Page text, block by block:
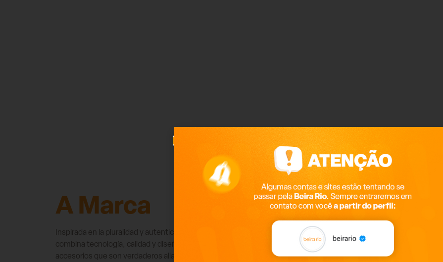
A Marca
Inspirada en la pluralidad y autenticidad de sus consumidoras, Beira Rio
combina tecnología, calidad y diseño inteligente para crear calzados y
accesorios que son verdaderos aliados en el día a día. Atenta a las